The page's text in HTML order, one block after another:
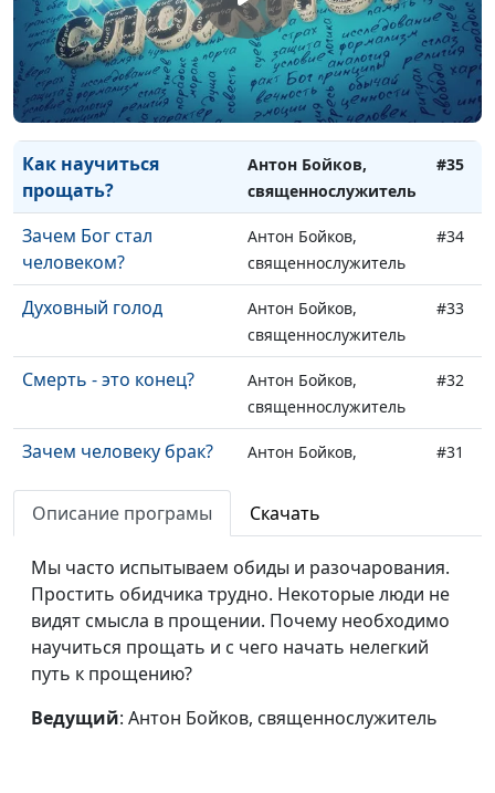
нравственные
ценности?
священнослужитель
Что выбрать для
чтения?
Антон Бойков,
священнослужитель
#36
Как научиться
прощать?
Антон Бойков,
священнослужитель
#35
Зачем Бог стал
человеком?
Антон Бойков,
священнослужитель
#34
Духовный голод
Антон Бойков,
священнослужитель
#33
Смерть - это конец?
Антон Бойков,
священнослужитель
#32
Зачем человеку брак?
Антон Бойков,
#31
Что такое молитва?
Антон Бойков,
Любит ли он вас?
Антон Бойков,
священнослужитель
#29
Что в жизни главное?
Описание програмы Скачать
Мы часто испытываем обиды и разочарования.
Простить обидчика трудно. Некоторые люди не
видят смысла в прощении. Почему необходимо
научиться прощать и с чего начать нелегкий
путь к прощению?
Ведущий: Антон Бойков, священнослужитель